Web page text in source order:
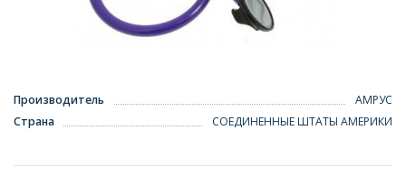
Производитель
АМРУС
Страна
СОЕДИНЕННЫЕ ШТАТЫ АМЕРИКИ